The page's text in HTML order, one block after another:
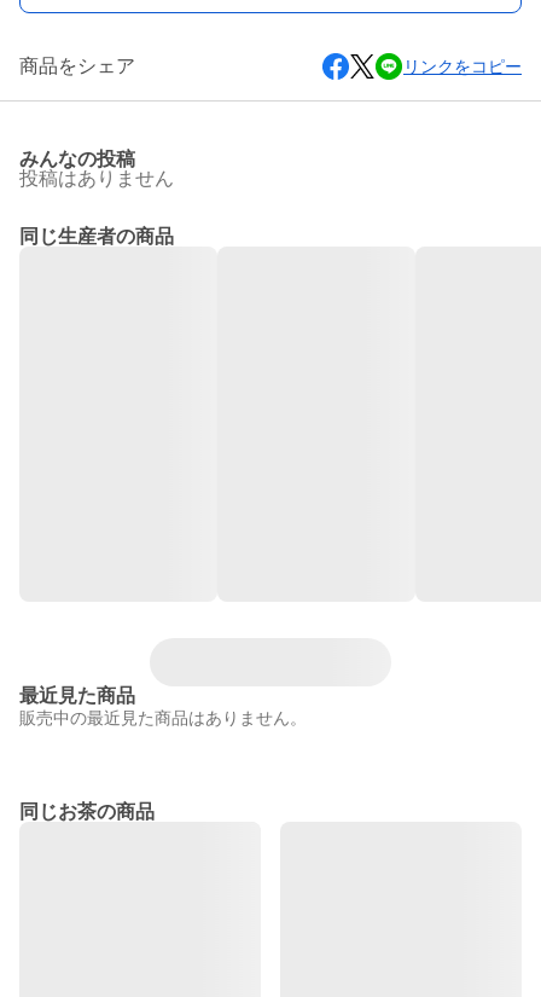
商品をシェア リンクをコピー
みんなの投稿
投稿はありません
同じ生産者の商品
最近見た商品
販売中の最近見た商品はありません。
同じお茶の商品